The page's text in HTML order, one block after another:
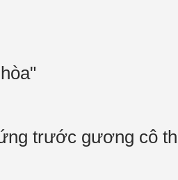
trước gương cô